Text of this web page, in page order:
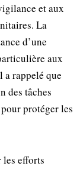
et aux
La
d’une
aux
a rappelé que
des tâches
protéger les
les efforts